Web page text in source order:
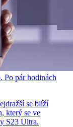
Po pár hodinách
se blíží
který se ve
S23 Ultra.